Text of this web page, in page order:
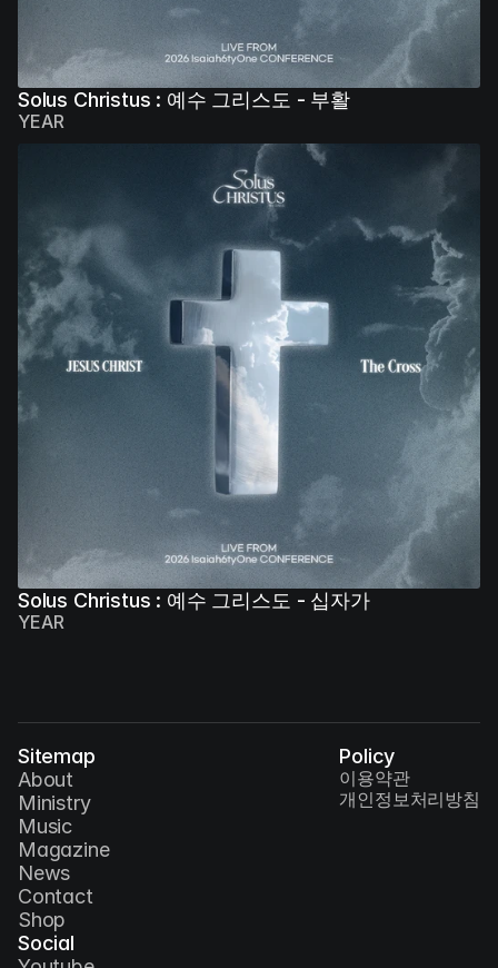
Solus Christus : 예수 그리스도 - 부활
YEAR
Solus Christus : 예수 그리스도 - 십자가
YEAR
Sitemap
About
Ministry
Music
Magazine
News
Contact
Shop
Policy
이용약관
개인정보처리방침
Social